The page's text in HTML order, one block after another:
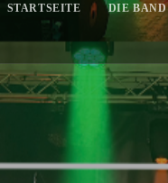
STARTSEITE DIE BAND